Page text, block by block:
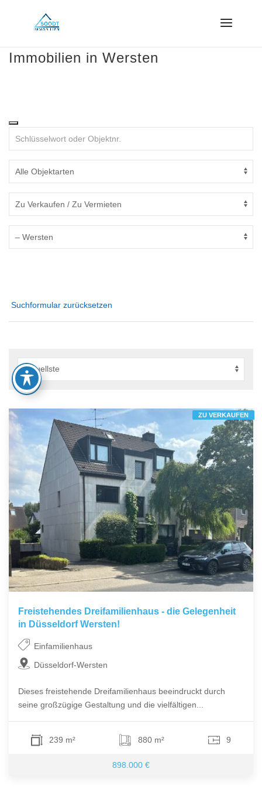
Immobilien in Wersten
Suchformular zurücksetzen
Freistehendes Dreifamilienhaus - die Gelegenheit
in Düsseldorf Wersten!
Einfamilienhaus
Düsseldorf-Wersten
Dieses freistehende Dreifamilienhaus beeindruckt durch
seine großzügige Gestaltung und die vielfältigen...
239 m² 880 m² 9
898.000 €
ZU VERKAUFEN